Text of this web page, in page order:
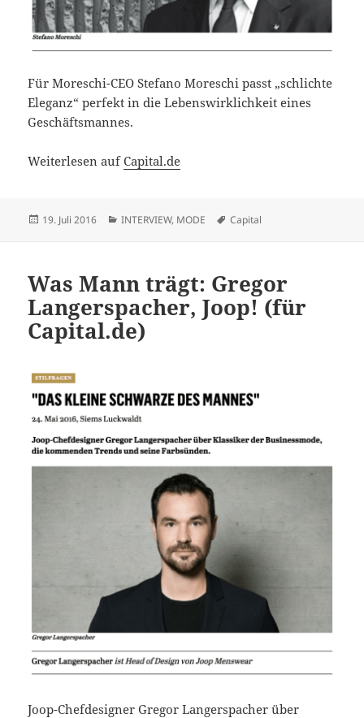
Für Moreschi-CEO Stefano Moreschi passt „schlichte
Eleganz“ perfekt in die Lebenswirklichkeit eines
Geschäftsmannes.
Weiterlesen aufCapital.de
Veröffentlicht
19. Juli 2016 Kategorien
INTERVIEW, MODE Schlagwörter
Capital
Was Mann trägt: Gregor
Langerspacher, Joop! (für
Capital.de)
Joop-Chefdesigner Gregor Langerspacher über